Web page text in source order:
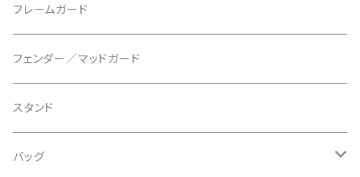
CAMELBAK/キャメルバッグ
CERAMIC SPEED/セラミックスピード
CHRIS KING/クリスキング
CHROMAG/クロマグ
ベル
ボトムブラケット
リアディレーラー
チェーン
〜26"
タイヤインサート
リムテープ
チューブレスバルブ/ バルブキャップ
フレームガード
フェンダー／マッドガード
スタンド
バッグ